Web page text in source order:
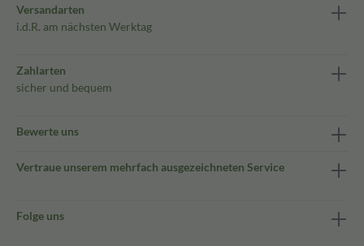
Versandarten
i.d.R. am nächsten Werktag
Zahlarten
sicher und bequem
Bewerte uns
Vertraue unserem mehrfach ausgezeichneten Service
Folge uns